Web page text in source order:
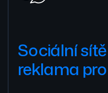
Sociální
reklama